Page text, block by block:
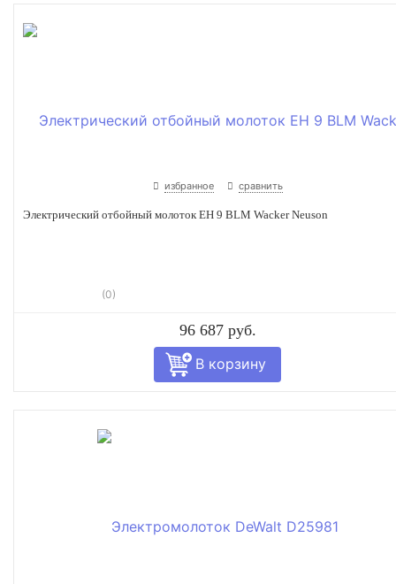
избранное сравнить
Электрический отбойный молоток EH 9 BLM Wacker Neuson
(0)
96 687 руб.